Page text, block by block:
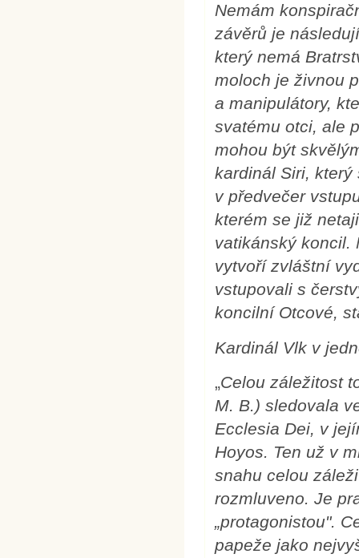
Nemám
závěrů je
který nemá
moloch je živnou
a manipulátory,
svatému otci, ale
mohou být
kardinál Siri,
v předvečer
kterém se již
vatikánský koncil.
vytvoří zvláštní
vstupovali s
koncilní Otcové,
Kardinál Vlk v
„Celou záležitost
M. B.) sledovala
Ecclesia Dei, v
Hoyos. Ten už v
snahu celou
rozmluveno. Je
„protagonistou".
papeže jako